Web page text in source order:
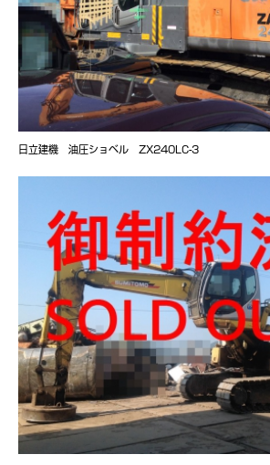
日立建機 油圧ショベル ZX240LC-3